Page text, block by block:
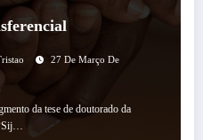
27 De Março De
da tese de doutorado da